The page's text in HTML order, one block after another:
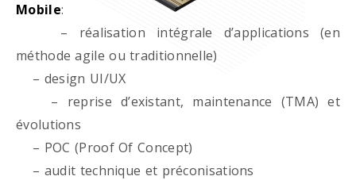
Mobile:
– réalisation intégrale d’applications (en
méthode agile ou traditionnelle)
– design UI/UX
– reprise d’existant, maintenance (TMA) et
évolutions
– POC (Proof Of Concept)
– audit technique et préconisations